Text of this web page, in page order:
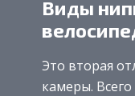
Виды
Это вторая
камеры.